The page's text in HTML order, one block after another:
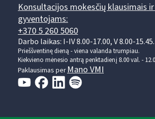
Konsultacijos mokesčių klausimais
gyventojams:
+370 5 260 5060
Darbo laikas: I-IV 8.00-17.00, V 8.00-15.45.
Prieššventinę dieną - viena valanda trumpiau.
Kiekvieno mėnesio antrą penktadienį 8.00 val. -
Paklausimas per Mano VMI